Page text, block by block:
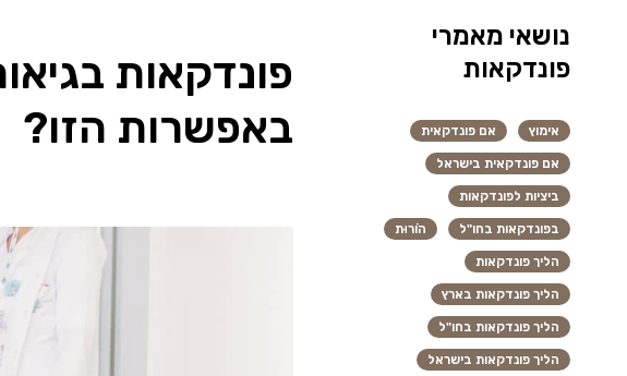
פונדקאות
באפשרות הזו?
נושאי מאמרי
פונדקאות
אימוץ אם פונדקאית
אם פונדקאית בישראל
ביציות לפונדקאות
בפונדקאות בחו"ל הוֹרוּת
הליך פונדקאות
הליך פונדקאות בארץ
הליך פונדקאות בחו"ל
הליך פונדקאות בישראל